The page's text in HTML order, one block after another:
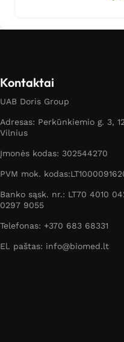
Kontaktai
UAB Doris Group
Adresas: Perkūnkiemio g. 3,
Vilnius
Įmonės kodas: 302544270
PVM mok.
Banko sąsk. nr.: LT70 4010
0297 9055
Telefonas: +370 683 68331
El. paštas: info@biomed.lt